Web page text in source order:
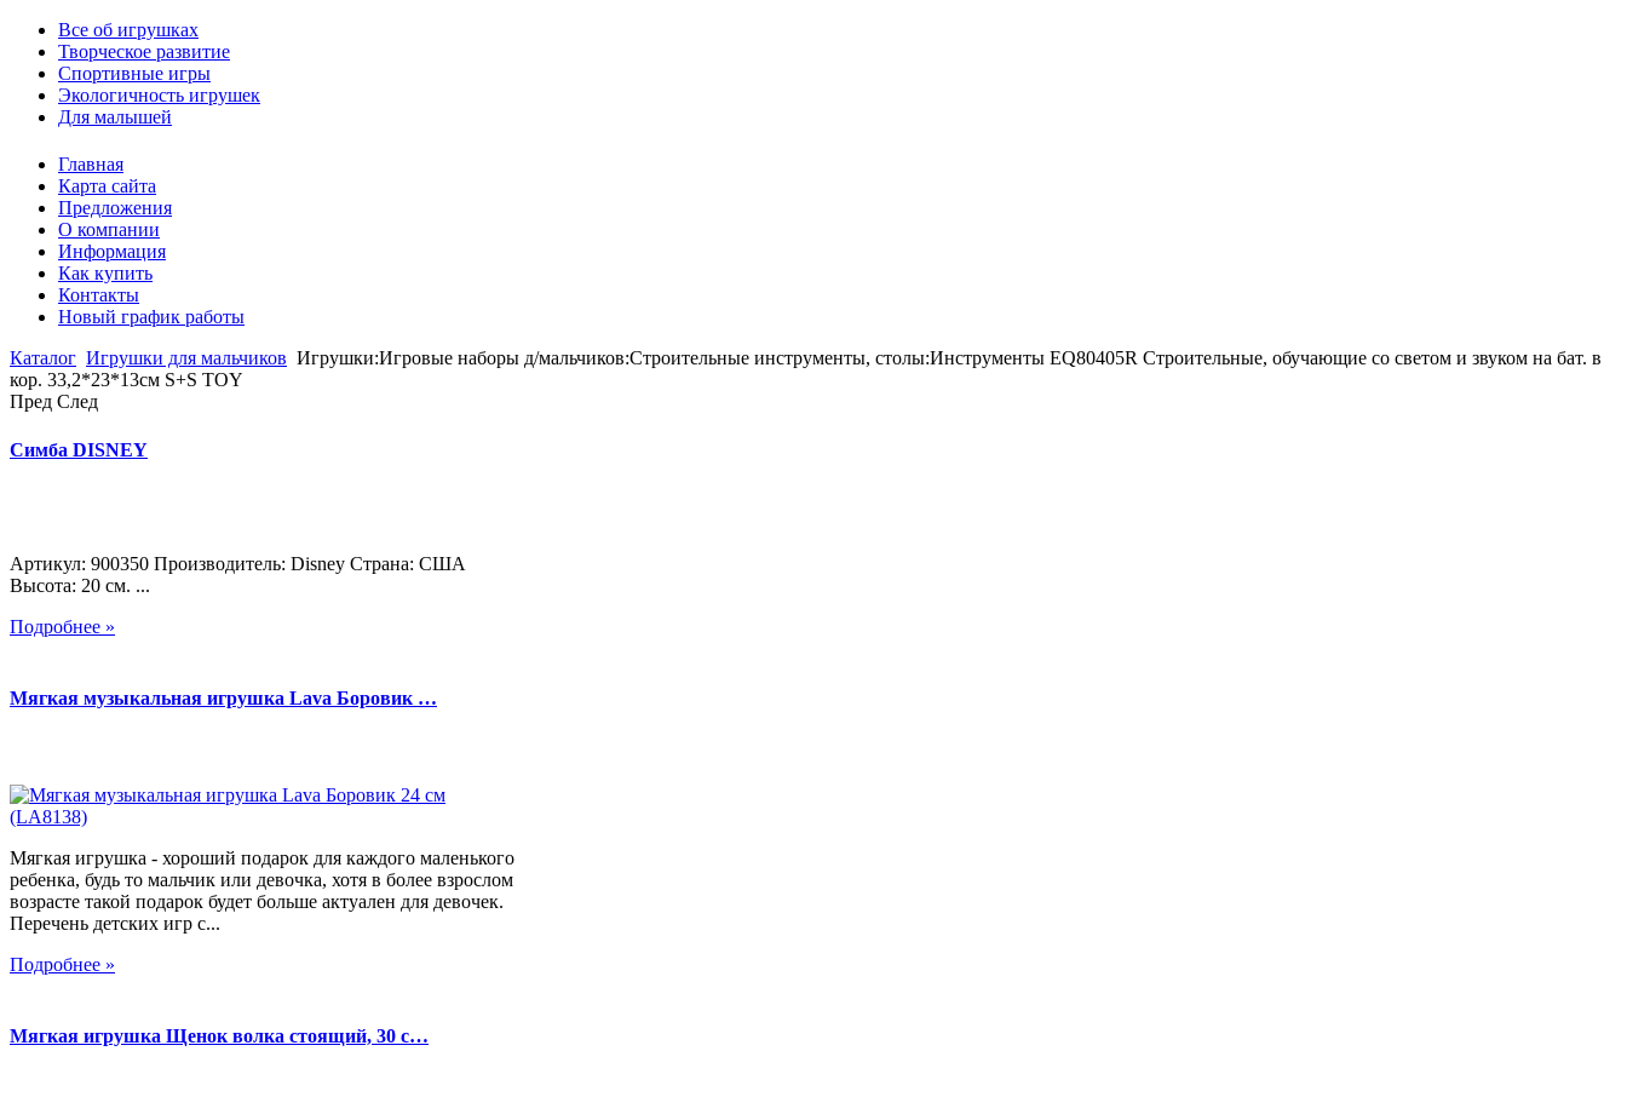
Все об игрушках
Творческое развитие
Спортивные игры
Экологичность игрушек
Для малышей
Главная
Карта сайта
Предложения
О компании
Информация
Как купить
Контакты
Новый график работы
Каталог Игрушки для мальчиков Игрушки:Игровые наборы д/мальчиков:Строительные инструменты, столы:Инструменты EQ80405R Строительные, обучающие со светом и звуком на бат. в
кор. 33,2*23*13см S+S TOY
Пред След
Симба DISNEY
Артикул: 900350 Производитель: Disney Страна: США
Высота: 20 см. ...
Подробнее »
Мягкая музыкальная игрушка Lava Боровик …
Мягкая игрушка - хороший подарок для каждого маленького
ребенка, будь то мальчик или девочка, хотя в более взрослом
возрасте такой подарок будет больше актуален для девочек.
Перечень детских игр с...
Подробнее »
Мягкая игрушка Щенок волка стоящий, 30 с…